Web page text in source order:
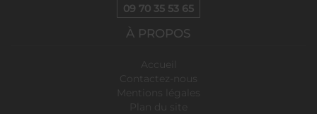
09 70 35 53 65
À PROPOS
Accueil
Contactez-nous
Mentions légales
Plan du site